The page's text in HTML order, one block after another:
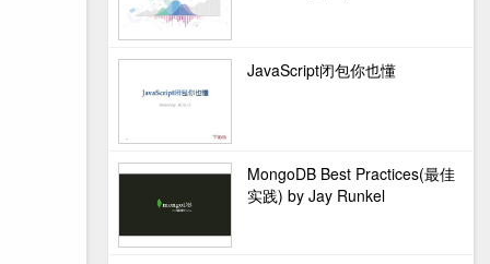
JavaScript闭包你也懂
MongoDB Best Practices(最佳
实践) by Jay Runkel